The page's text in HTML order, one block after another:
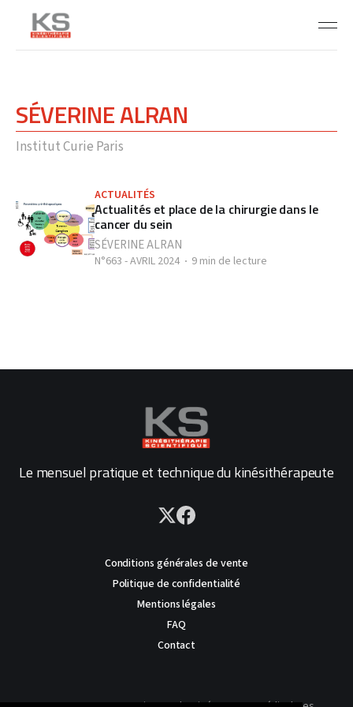
SÉVERINE ALRAN
Institut Curie Paris
ACTUALITÉS
Actualités et place de la chirurgie dans le
cancer du sein
SÉVERINE ALRAN
N°663 - AVRIL 2024 9 min de lecture
Le mensuel pratique et technique du kinésithérapeute
Conditions générales de vente
Politique de confidentialité
Mentions légales
FAQ
Contact